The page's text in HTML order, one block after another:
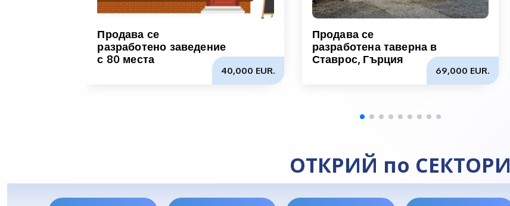
Продава се
разработено заведение
с 80 места
40,000 EUR.
Продава се
разработена таверна в
Ставрос, Гърция
69,000 EUR.
ОТКРИЙ по СЕКТОРИ